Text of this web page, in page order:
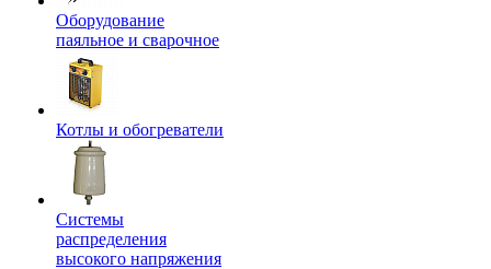
Оборудование
паяльное и сварочное
Котлы и обогреватели
Системы
распределения
высокого напряжения